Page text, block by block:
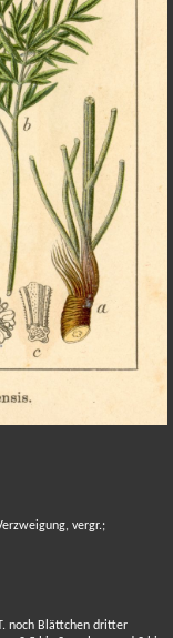
vergr.;
noch Blättchen dritter